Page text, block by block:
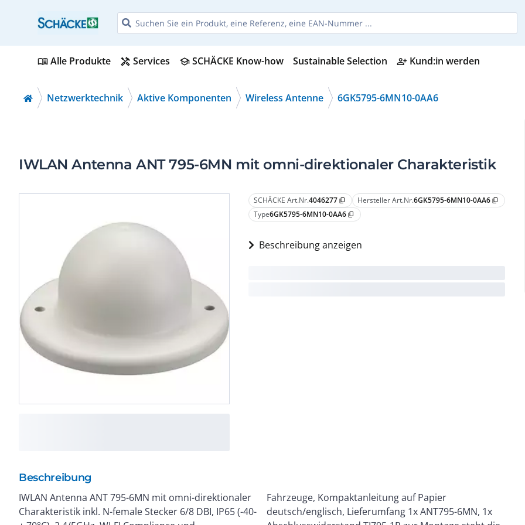
menu_bookAlle Produkte handyman Services schoolSCHÄCKE Know-how Sustainable Selection person_add_alt Kund:in werden
Netzwerktechnik Aktive Komponenten Wireless Antenne 6GK5795-6MN10-0AA6
IWLAN Antenna ANT 795-6MN mit omni-direktionaler Charakteristik
SCHÄCKE Art.Nr.4046277 content_copy Hersteller Art.Nr.6GK5795-6MN10-0AA6 content_copy
Type6GK5795-6MN10-0AA6 content_copy
Beschreibung anzeigen
Beschreibung
IWLAN Antenna ANT 795-6MN mit omni-direktionaler
Charakteristik inkl. N-female Stecker 6/8 DBI, IP65 (-40-
Fahrzeuge, Kompaktanleitung auf Papier
deutsch/englisch, Lieferumfang 1x ANT795-6MN, 1x